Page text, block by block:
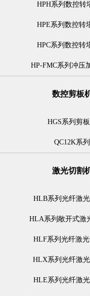
HPH系列数控转
HPE系列数控转
HPC系列数控转
HP-FMC系列冲压
数控剪板
HGS系列剪
QC12K系列
激光切割
HLB系列光纤激
HLA系列敞开式激
HLF系列光纤激
HLX系列光纤激
HLE系列光纤激